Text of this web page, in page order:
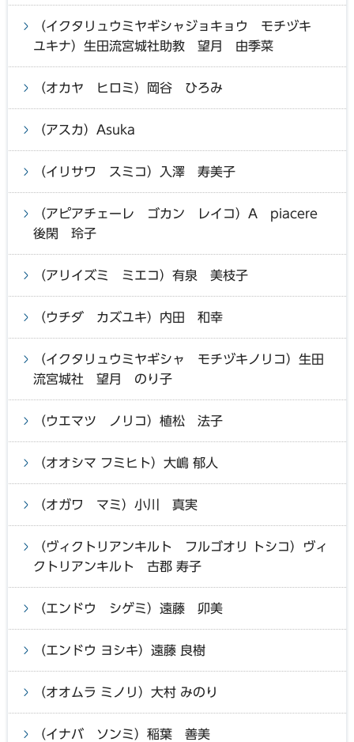
（イクタリュウミヤギシャジョキョウ モチヅキ
ユキナ）生田流宮城社助教 望月 由季菜
（オカヤ ヒロミ）岡谷 ひろみ
（アスカ）Asuka
（イリサワ スミコ）入澤 寿美子
（アピアチェーレ ゴカン レイコ）A piacere
後閑 玲子
（アリイズミ ミエコ）有泉 美枝子
（ウチダ カズユキ）内田 和幸
（イクタリュウミヤギシャ モチヅキノリコ）生田
流宮城社 望月 のり子
（ウエマツ ノリコ）植松 法子
（オオシマ フミヒト）大嶋 郁人
（オガワ マミ）小川 真実
（ヴィクトリアンキルト フルゴオリ トシコ）ヴィ
クトリアンキルト 古郡 寿子
（エンドウ シゲミ）遠藤 卯美
（エンドウ ヨシキ）遠藤 良樹
（オオムラ ミノリ）大村 みのり
（イナバ ソンミ）稲葉 善美